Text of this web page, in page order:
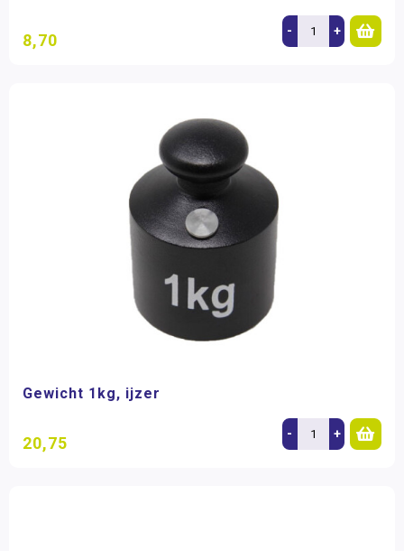
8,70 - +
Gewicht 1kg, ijzer
20,75 - +